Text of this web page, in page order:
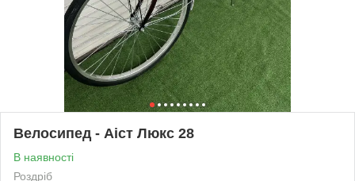
Велосипед - Аіст Люкс 28
В наявності
Роздріб